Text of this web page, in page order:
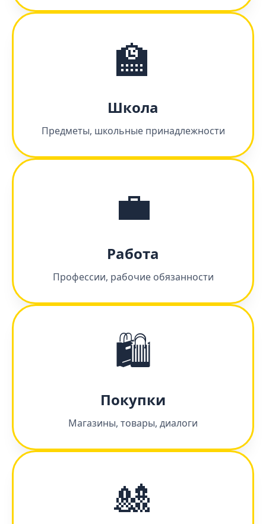
🏫
Школа
Предметы, школьные принадлежности
💼
Работа
Профессии, рабочие обязанности
🛍️
Покупки
Магазины, товары, диалоги
🎎